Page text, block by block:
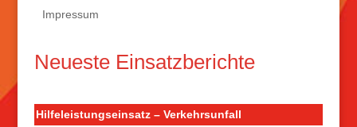
Impressum
Neueste Einsatzberichte
Hilfeleistungseinsatz – Verkehrsunfall